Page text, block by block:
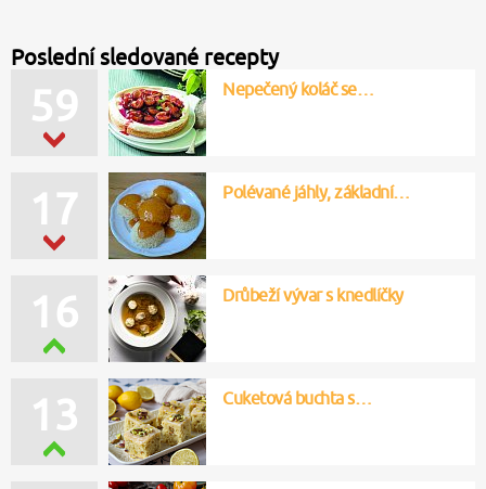
Poslední sledované recepty
59 Nepečený koláč se…
17 Polévané jáhly, základní…
16 Drůbeží vývar s knedlíčky
13 Cuketová buchta s…